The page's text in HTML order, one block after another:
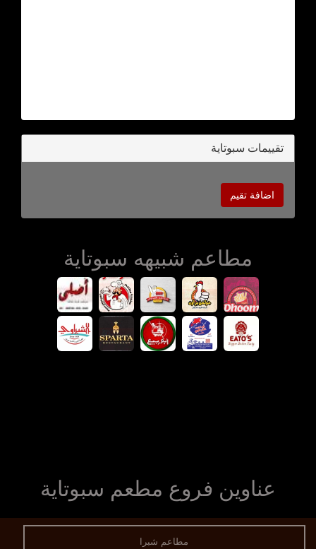
تقييمات سبوتاية
اضافة تقيم
مطاعم شبيهه سبوتاية
عناوين فروع مطعم سبوتاية
مطاعم شبرا